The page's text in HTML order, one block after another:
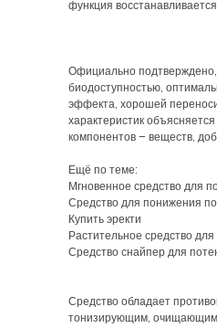
функция
Официально подтверждено,
биодоступностью,
эффекта, хорошей
характеристик
компонентов – веществ,
Ещё по теме:
Мгновенное средство для
Средство для понижения
Купить эректи
Растительное средство
Средство снайпер для
Средство обладает
тонизирующим, очищающим